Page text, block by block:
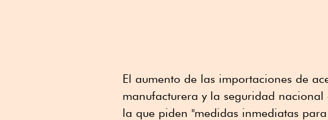
El aumento de las importaciones de
manufacturera y la seguridad
la que piden "medidas inmediatas